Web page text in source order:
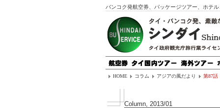
バンコク発航空券、パッケージツアー、ホテ
HOME コラム アジアの風だより 第87話
Column, 2013/01